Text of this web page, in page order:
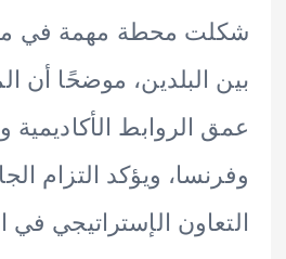
محطة مهمة في مسار
موضحًا أن الملتقى
الأكاديمية
ويؤكد التزام الجانبين
الإستراتيجي في التعليم